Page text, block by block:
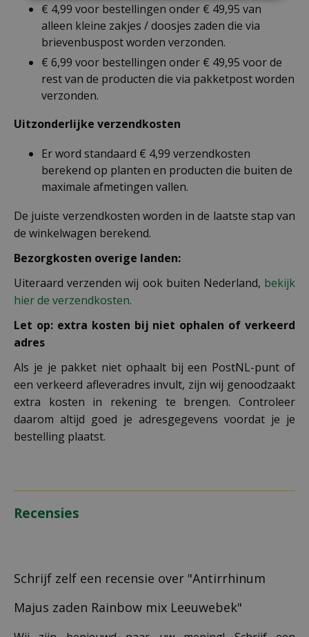
€ 4,99 voor bestellingen onder € 49,95 van
alleen kleine zakjes / doosjes zaden die via
brievenbuspost worden verzonden.
€ 6,99 voor bestellingen onder € 49,95 voor de
rest van de producten die via pakketpost worden
verzonden.
Uitzonderlijke verzendkosten
Er word standaard € 4,99 verzendkosten
berekend op planten en producten die buiten de
maximale afmetingen vallen.
De juiste verzendkosten worden in de laatste stap van
de winkelwagen berekend.
Bezorgkosten overige landen:
Uiteraard verzenden wij ook buiten Nederland, bekijk
hier de verzendkosten.
Let op: extra kosten bij niet ophalen of verkeerd
adres
Als je je pakket niet ophaalt bij een PostNL-punt of
een verkeerd afleveradres invult, zijn wij genoodzaakt
extra kosten in rekening te brengen. Controleer
daarom altijd goed je adresgegevens voordat je je
bestelling plaatst.
Recensies
Schrijf zelf een recensie over "Antirrhinum
Majus zaden Rainbow mix Leeuwebek"